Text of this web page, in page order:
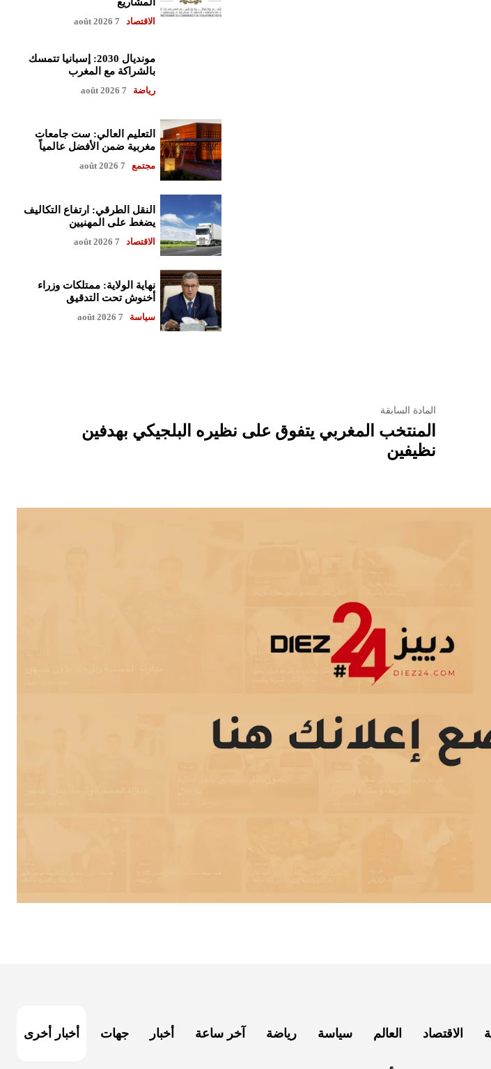
الاقتصاد 7 août 2026
مونديال 2030: إسبانيا تتمسك
بالشراكة مع المغرب
رياضة 7 août 2026
التعليم العالي: ست جامعات
مغربية ضمن الأفضل عالمياً
مجتمع 7 août 2026
النقل الطرقي: ارتفاع التكاليف
يضغط على المهنيين
الاقتصاد 7 août 2026
نهاية الولاية: ممتلكات وزراء
أخنوش تحت التدقيق
سياسة 7 août 2026
المادة السابقة
المنتخب المغربي يتفوق على نظيره البلجيكي بهدفين
نظيفين
أخبار أخرى جهات أخبار آخر ساعة رياضة سياسة العالم الاقتصاد